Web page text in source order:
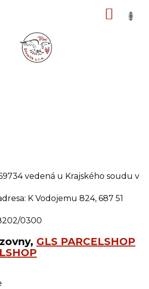
vedená u Krajského soudu v
K Vodojemu 824, 687 51
0300
GLS PARCELSHOP